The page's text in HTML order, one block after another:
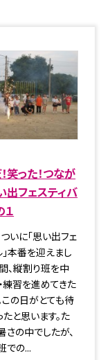
笑った！つなが
出フェスティバ
いに「思い出フェ
」本番を迎えまし
、縦割り班を中
練習を進めてきた
この日がとても待
と思います。た
さの中でしたが、
での...